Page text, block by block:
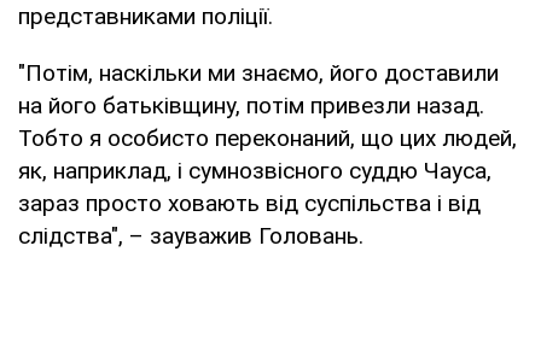
представниками поліції.
"Потім, наскільки ми знаємо, його доставили
на його батьківщину, потім привезли назад.
Тобто я особисто переконаний, що цих людей,
як, наприклад, і сумнозвісного суддю Чауса,
зараз просто ховають від суспільства і від
слідства", – зауважив Головань.